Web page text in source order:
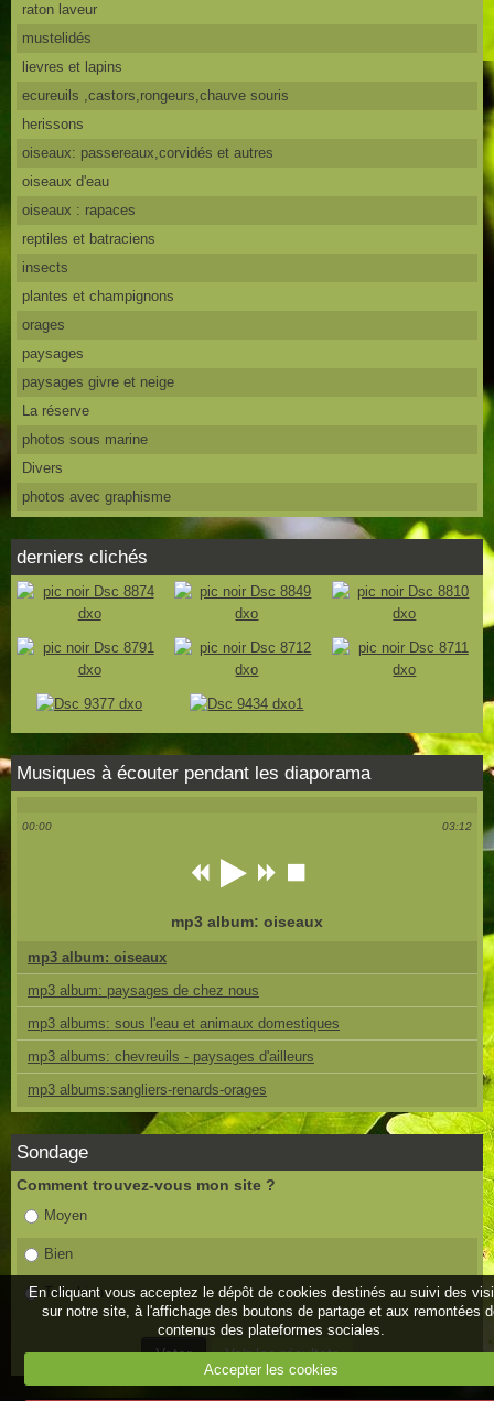
raton laveur
mustelidés
lievres et lapins
ecureuils ,castors,rongeurs,chauve souris
herissons
oiseaux: passereaux,corvidés et autres
oiseaux d'eau
oiseaux : rapaces
reptiles et batraciens
insects
plantes et champignons
orages
paysages
paysages givre et neige
La réserve
photos sous marine
Divers
photos avec graphisme
derniers clichés
Musiques à écouter pendant les diaporama
00:00 03:12
mp3 album: oiseaux
mp3 album: oiseaux
mp3 album: paysages de chez nous
mp3 albums: sous l'eau et animaux domestiques
mp3 albums: chevreuils - paysages d'ailleurs
mp3 albums:sangliers-renards-orages
Sondage
Comment trouvez-vous mon site ?
Moyen
Bien
Très bien
En cliquant vous acceptez le dépôt de cookies destinés au suivi des
sur notre site, à l'affichage des boutons de partage et aux remontées
contenus des plateformes sociales.
Accepter les cookies